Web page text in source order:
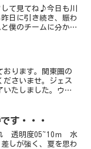
て見てね♪今日も川
日に引き続き、賑わ
僕のチームに分かれ
おります。関東圏の
ださいませ。ジェス
いたしました。ウミ
す・・・
透明度05~10ｍ 水
しが強く、夏を思わ